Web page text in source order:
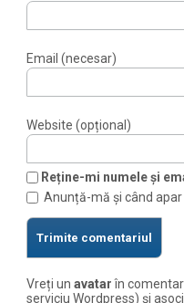
Email (necesar)
Website (opțional)
Reține-mi numele și
Anunță-mă și când apar
Vreți unavatarîn
serviciu Wordpress) și